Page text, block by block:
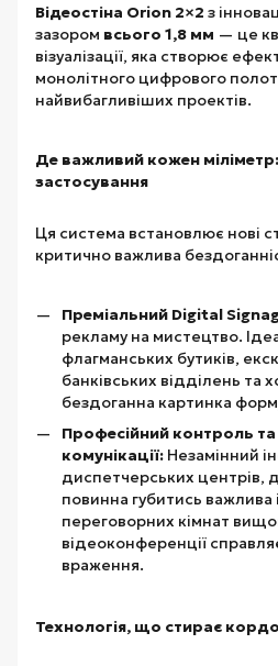
Відеостіна Orion 2×2 з
зазором всього 1,8 мм — це
візуалізації, яка створює
монолітного цифрового
найвибагливіших проектів.
Де важливий кожен
застосування
Ця система встановлює нові
критично важлива
Преміальний Digital
рекламу на мистецтво.
флагманських бутиків,
банківських відділень та
бездоганна картинка
Професійний контроль та
комунікації: Незамінний
диспетчерських центрів,
повинна губитись важлива
переговорних кімнат
відеоконференції
враження.
Технологія, що стирає